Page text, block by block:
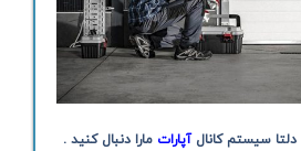
دلتا سیستم کانالآپارات مارا دنبال کنید .